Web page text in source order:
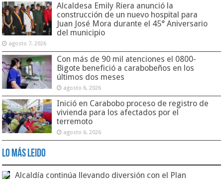
Alcaldesa Emily Riera anunció la
construcción de un nuevo hospital para
Juan José Mora durante el 45° Aniversario
del municipio
agosto 7, 2026
Con más de 90 mil atenciones el 0800-
Bigote benefició a carabobeños en los
últimos dos meses
agosto 6, 2026
Inició en Carabobo proceso de registro de
vivienda para los afectados por el
terremoto
agosto 6, 2026
Lo Más Leido
Alcaldía continúa llevando diversión con el Plan